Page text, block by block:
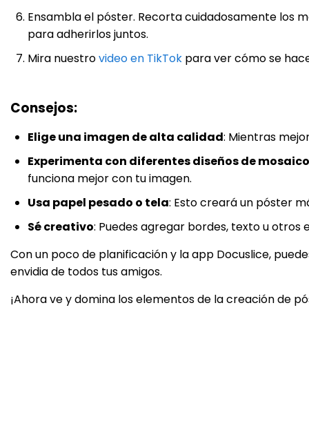
Ensambla el póster. Recorta cuidadosamente los
para adherirlos juntos.
Mira nuestrovideo en TikTok para ver cómo se
Consejos:
Elige una imagen de alta calidad: Mientras
Experimenta con diferentes diseños de mosaico
funciona mejor con tu imagen.
Usa papel pesado o tela: Esto creará un póster
Sé creativo: Puedes agregar bordes, texto u
Con un poco de planificación y la app Docuslice,
envidia de todos tus amigos.
¡Ahora ve y domina los elementos de la creación de